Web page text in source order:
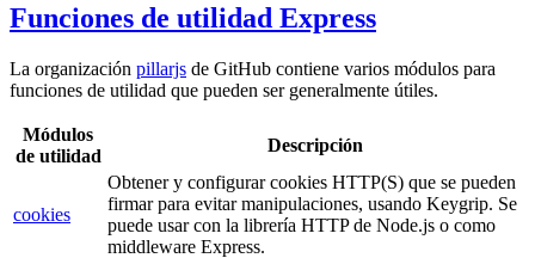
Funciones de utilidad Express
La organización pillarjs de GitHub contiene varios módulos para
funciones de utilidad que pueden ser generalmente útiles.
Módulos
de utilidad
Descripción
cookies
Obtener y configurar cookies HTTP(S) que se pueden
firmar para evitar manipulaciones, usando Keygrip. Se
puede usar con la librería HTTP de Node.js o como
middleware Express.